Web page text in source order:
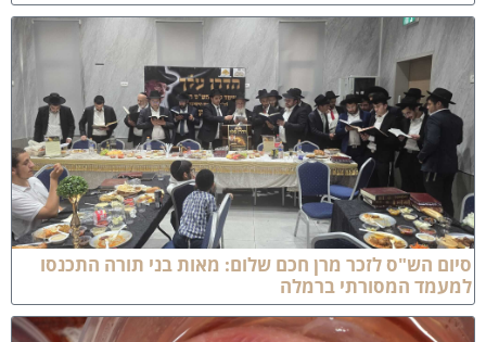
הש"ס לזכר מרן חכם שלום: מאות בני תורה התכנסו
המסורתי ברמלה